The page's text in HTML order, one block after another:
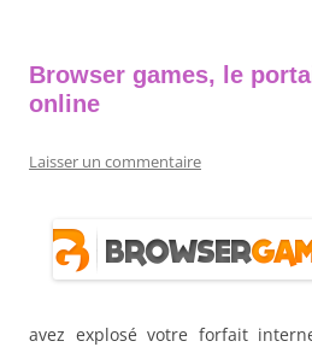
Browser games, le
online
Laisser un commentaire
avez explosé votre forfait